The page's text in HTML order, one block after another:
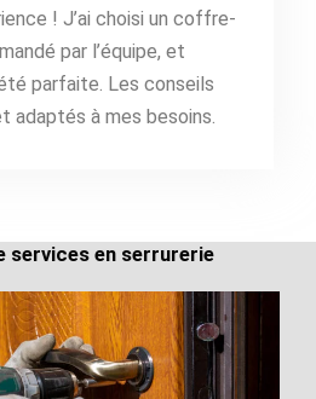
! J’ai choisi un coffre-
par l’équipe, et
parfaite. Les conseils
adaptés à mes besoins.
services en serrurerie